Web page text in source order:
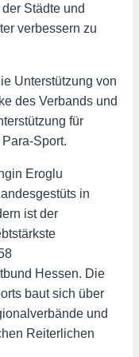
Städte und
verbessern zu
Unterstützung von
des Verbands und
für
Sport.
Eroglu
in
ist der
Hessen. Die
baut sich über
und
Reiterlichen